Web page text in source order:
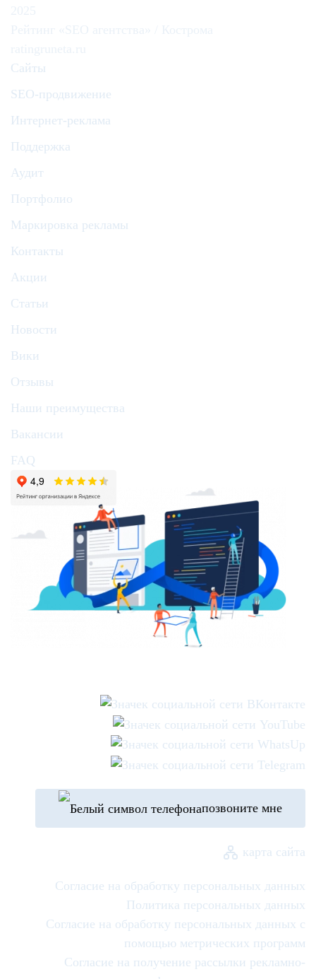
Сайты
SEO-продвижение
Интернет-реклама
Поддержка
Аудит
Портфолио
Маркировка рекламы
Контакты
Акции
Статьи
Новости
Вики
Отзывы
Наши преимущества
Вакансии
FAQ
позвоните мне
карта сайта
Согласие на обработку персональных данных
Политика персональных данных
Согласие на обработку персональных данных с
помощью метрических программ
Согласие на получение рассылки рекламно-